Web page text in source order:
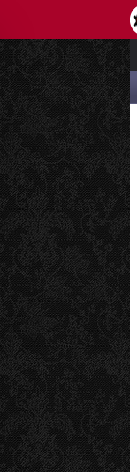
menu